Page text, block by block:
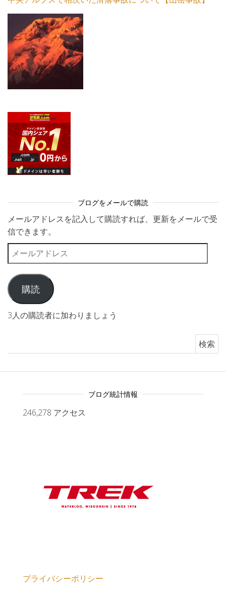
ブログをメールで購読
メールアドレスを記入して購読すれば、更新をメールで受
信できます。
メールアドレス
購読
3人の購読者に加わりましょう
ブログ統計情報
246,278 アクセス
プライバシーポリシー